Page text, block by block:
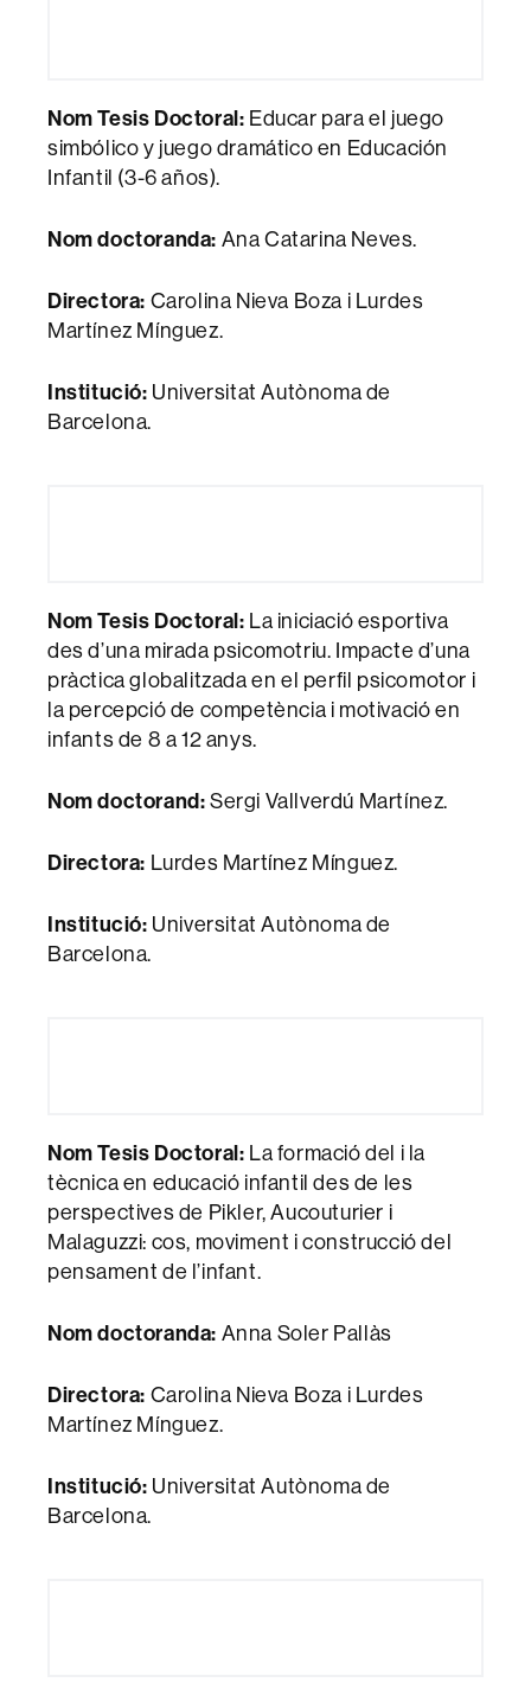
Nom Tesis Doctoral: Educar para el juego
simbólico y juego dramático en Educación
Infantil (3-6 años).
Nom doctoranda: Ana Catarina Neves.
Directora: Carolina Nieva Boza i Lurdes
Martínez Mínguez.
Institució: Universitat Autònoma de
Barcelona.
Nom Tesis Doctoral: La iniciació esportiva
des d’una mirada psicomotriu. Impacte d’una
pràctica globalitzada en el perfil psicomotor i
la percepció de competència i motivació en
infants de 8 a 12 anys.
Nom doctorand: Sergi Vallverdú Martínez.
Directora: Lurdes Martínez Mínguez.
Institució: Universitat Autònoma de
Barcelona.
Nom Tesis Doctoral: La formació del i la
tècnica en educació infantil des de les
perspectives de Pikler, Aucouturier i
Malaguzzi: cos, moviment i construcció del
pensament de l’infant.
Nom doctoranda: Anna Soler Pallàs
Directora: Carolina Nieva Boza i Lurdes
Martínez Mínguez.
Institució: Universitat Autònoma de
Barcelona.